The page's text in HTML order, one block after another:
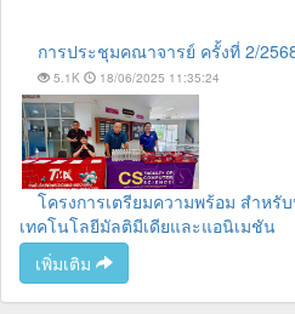
การประชุมคณาจารย์ ครั้งที่ 2/
5.1K 18/06/2025 11:35:24
โครงการเตรียมความพร้อม สำห
เทคโนโลยีมัลติมีเดียและแอนิเมชัน
เพิ่มเติม